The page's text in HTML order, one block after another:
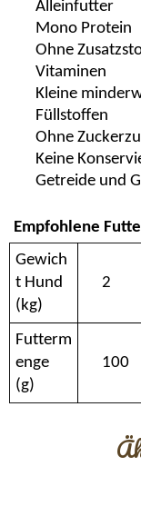
Alleinfutter
Mono Protein
Ohne
Vitaminen
Kleine m
Füllstoffen
Ohne
Keine
Getreide und
Empfohlene
Gewich
t Hund
(kg)
2
Futterm
enge
(g)
100